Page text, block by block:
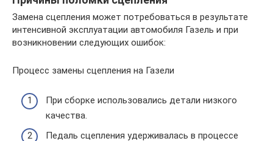
Замена сцепления может потребоваться в результате
интенсивной эксплуатации автомобиля Газель и при
возникновении следующих ошибок:
Процесс замены сцепления на Газели
При сборке использовались детали низкого
качества.
Педаль сцепления удерживалась в процессе